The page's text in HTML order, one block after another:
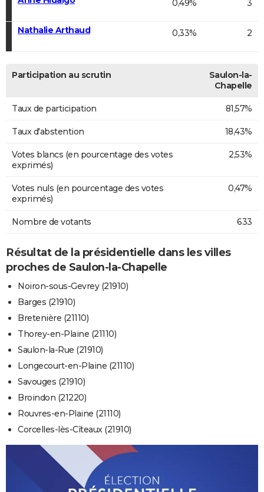
0,49% 3
Nathalie Arthaud 0,33% 2
Participation au scrutin
Saulon-la-
Chapelle
Taux de participation 81,57%
Taux d'abstention 18,43%
Votes blancs (en pourcentage des votes
exprimés)
2,53%
Votes nuls (en pourcentage des votes
exprimés)
0,47%
Nombre de votants 633
Résultat de la présidentielle dans les villes
proches de Saulon-la-Chapelle
Noiron-sous-Gevrey (21910)
Barges (21910)
Bretenière (21110)
Thorey-en-Plaine (21110)
Saulon-la-Rue (21910)
Longecourt-en-Plaine (21110)
Savouges (21910)
Broindon (21220)
Rouvres-en-Plaine (21110)
Corcelles-lès-Cîteaux (21910)